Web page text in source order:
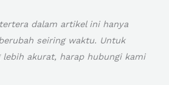
dalam artikel ini hanya
seiring waktu. Untuk
akurat, harap hubungi kami